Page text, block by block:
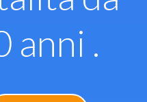
anni .